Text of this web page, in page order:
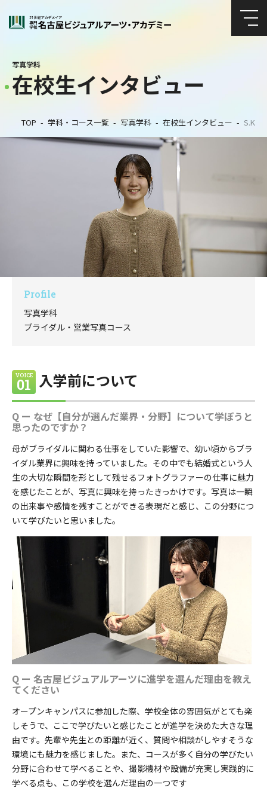
写真学科
在校生インタビュー
TOP 学科・コース一覧 写真学科 在校生インタビュー S.K
Profile
写真学科
ブライダル・営業写真コース
VOICE
01 入学前について
Q ー なぜ【自分が選んだ業界・分野】について学ぼうと
思ったのですか？
母がブライダルに関わる仕事をしていた影響で、幼い頃からブラ
イダル業界に興味を持っていました。その中でも結婚式という人
生の大切な瞬間を形として残せるフォトグラファーの仕事に魅力
を感じたことが、写真に興味を持ったきっかけです。写真は一瞬
の出来事や感情を残すことができる表現だと感じ、この分野につ
いて学びたいと思いました。
Q ー 名古屋ビジュアルアーツに進学を選んだ理由を教え
てください
オープンキャンパスに参加した際、学校全体の雰囲気がとても楽
しそうで、ここで学びたいと感じたことが進学を決めた大きな理
由です。先輩や先生との距離が近く、質問や相談がしやすそうな
環境にも魅力を感じました。また、コースが多く自分の学びたい
分野に合わせて学べることや、撮影機材や設備が充実し実践的に
学べる点も、この学校を選んだ理由の一つです